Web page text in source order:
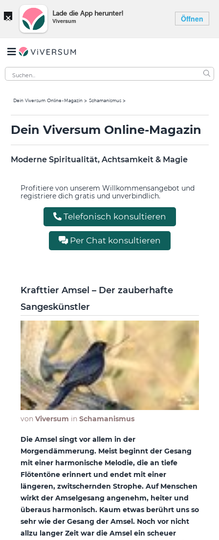
× Lade die App herunter!
Viversum Öffnen
Dein Viversum Online-Magazin Schamanismus
Dein Viversum Online-Magazin
Moderne Spiritualität, Achtsamkeit & Magie
Profitiere von unserem Willkommensangebot und
registriere dich gratis und unverbindlich.
Telefonisch konsultieren
Per Chat konsultieren
Krafttier Amsel – Der zauberhafte
Sangeskünstler
von Viversum in Schamanismus
Die Amsel singt vor allem in der
Morgendämmerung. Meist beginnt der Gesang
mit einer harmonische Melodie, die an tiefe
Flötentöne erinnert und endet mit einer
längeren, zwitschernden Strophe. Auf Menschen
wirkt der Amselgesang angenehm, heiter und
überaus harmonisch. Kaum etwas berührt uns so
sehr wie der Gesang der Amsel. Noch vor nicht
allzu langer Zeit war die Amsel ein scheuer